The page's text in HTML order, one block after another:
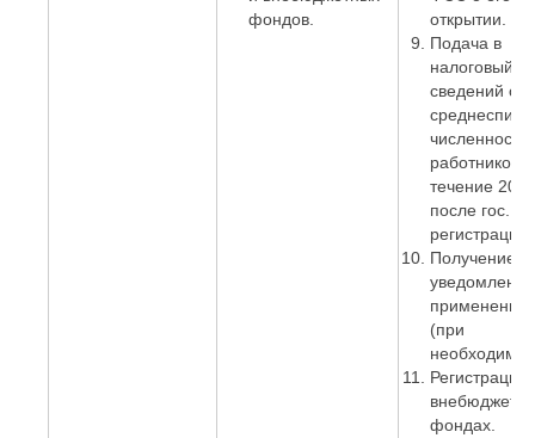
фондов.
открытии.
Подача в
налоговый
сведений о
численности
работников.
течение 20
после гос.
Получение
(при
Регистрация
фондах.